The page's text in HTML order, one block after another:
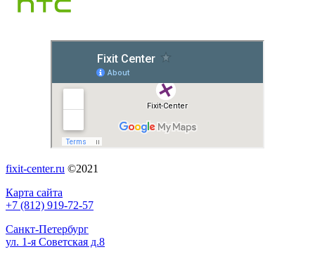
fixit-center.ru ©2021
Карта сайта
+7 (812) 919-72-57
Санкт-Петербург
ул. 1-я Советская д.8